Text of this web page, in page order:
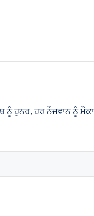
ਨੂੰ ਹੁਨਰ, ਹਰ ਨੌਜਵਾਨ ਨੂੰ